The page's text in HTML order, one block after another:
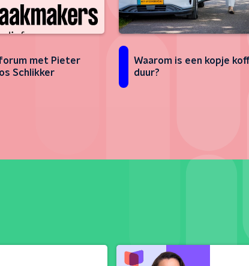
met Pieter
Schlikker
Waarom is een kopje
duur?